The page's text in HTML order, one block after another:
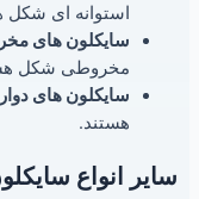
استوانه ای شکل
سایکلون های
مخروطی شکل
سایکلون های
هستند.
سایر انواع